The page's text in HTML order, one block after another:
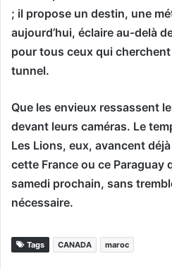
; il propose un destin, une
aujourd’hui, éclaire au-delà
pour tous ceux qui
tunnel.
Que les envieux ressassent
devant leurs caméras. Le
Les Lions, eux, avancent
cette France ou ce Paraguay
samedi prochain, sans
nécessaire.
Tags CANADA maroc